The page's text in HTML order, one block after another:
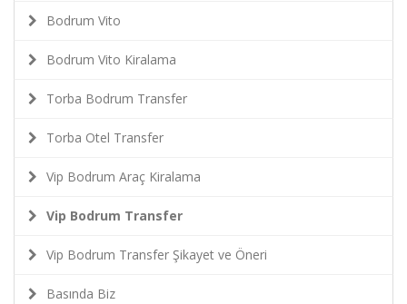
Bodrum Vito
Bodrum Vito Kiralama
Torba Bodrum Transfer
Torba Otel Transfer
Vip Bodrum Araç Kiralama
Vip Bodrum Transfer
Vip Bodrum Transfer Şikayet ve Öneri
Basında Biz